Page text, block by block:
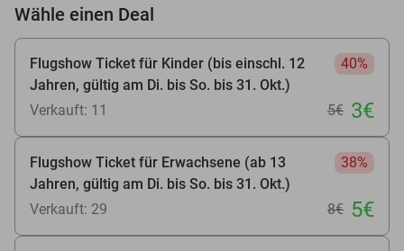
Wähle einen Deal
Flugshow Ticket für Kinder (bis einschl. 12
Jahren, gültig am Di. bis So. bis 31. Okt.)
40%
Verkauft: 11 5€ 3€
Flugshow Ticket für Erwachsene (ab 13
Jahren, gültig am Di. bis So. bis 31. Okt.)
38%
Verkauft: 29 8€ 5€